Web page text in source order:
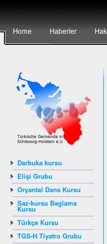
Home Haberler
Darbuka kursu
Elişi Grubu
Oryantal Dans Kursu
Saz-kursu Baglama
Kursu
Türkçe Kursu
TGS-H Tiyatro Grubu